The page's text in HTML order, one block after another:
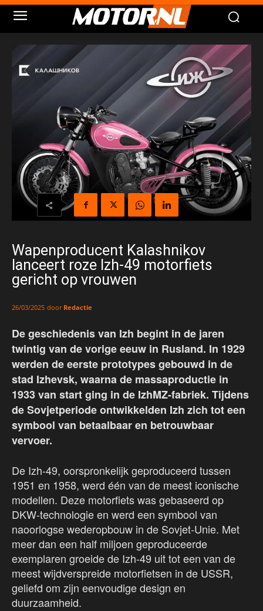
Wapenproducent Kalashnikov
lanceert roze Izh-49 motorfiets
gericht op vrouwen
26/03/2025 door Redactie
De geschiedenis van Izh begint in de jaren
twintig van de vorige eeuw in Rusland. In 1929
werden de eerste prototypes gebouwd in de
stad Izhevsk, waarna de massaproductie in
1933 van start ging in de IzhMZ-fabriek. Tijdens
de Sovjetperiode ontwikkelden Izh zich tot een
symbool van betaalbaar en betrouwbaar
vervoer.
De Izh-49, oorspronkelijk geproduceerd tussen
1951 en 1958, werd één van de meest iconische
modellen. Deze motorfiets was gebaseerd op
DKW-technologie en werd een symbool van
naoorlogse wederopbouw in de Sovjet-Unie. Met
meer dan een half miljoen geproduceerde
exemplaren groeide de Izh-49 uit tot een van de
meest wijdverspreide motorfietsen in de USSR,
geliefd om zijn eenvoudige design en
duurzaamheid.